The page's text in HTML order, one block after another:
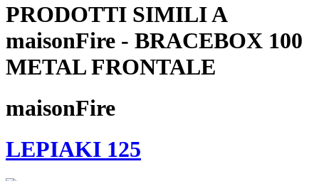
PRODOTTI SIMILI A
maisonFire - BRACEBOX 100
METAL FRONTALE
maisonFire
LEPIAKI 125